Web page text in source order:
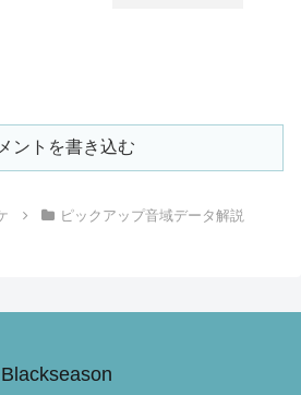
ントを書き込む
ピックアップ音域データ解説
Blackseason